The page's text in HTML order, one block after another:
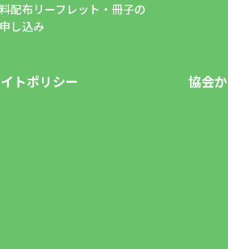
配布リーフレット・冊子の
し込み
トポリシー 協会